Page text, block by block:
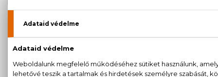
garanciával
20 779 1924